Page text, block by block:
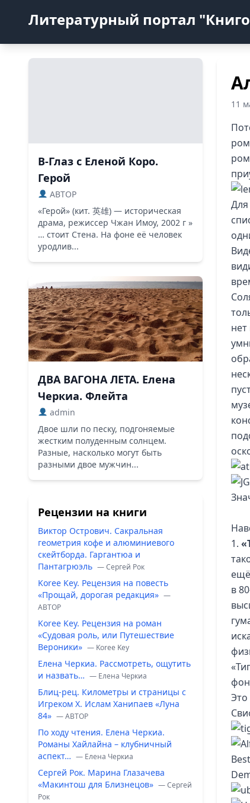
Литературный портал
В-Глаз с Еленой Коро.
Герой
ABTOP
«Герой» (кит. 英雄) — историческая
драма, режиссер Чжан Имоу, 2002 г »
… стоит Стена. На фоне её человек
уродлив...
ДВА ВАГОНА ЛЕТА. Елена
Черкиа. Флейта
admin
Двое шли по песку, подгоняемые
жестким полуденным солнцем.
Разные, насколько могут быть
разными двое мужчин...
Рецензии на книги
Виктор Острович. Сакральная
геометрия кофе и алюминиевого
скейтборда. Гаргантюа и
Пантагрюэль — Сергей Рок
Koree Key. Рецензия на повесть
«Прощай, дорогая редакция» —
ABTOP
Koree Key. Рецензия на роман
«Судовая роль, или Путешествие
Вероники» — Koree Key
Елена Черкиа. Рассмотреть, ощутить
и назвать… — Елена Черкиа
Блиц-рец. Километры и страницы с
Игреком Х. Ислам Ханипаев «Луна
84» — ABTOP
По ходу чтения. Елена Черкиа.
Романы Хайлайна – клубничный
аспект… — Елена Черкиа
Сергей Рок. Марина Глазачева
«Макинтош для Близнецов» — Сергей
Рок
11
Для
1.
в
Это